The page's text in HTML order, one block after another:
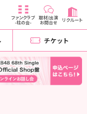
ファンクラブ
-柱の会-
取材/出演
お問合せ リクルート
チケット